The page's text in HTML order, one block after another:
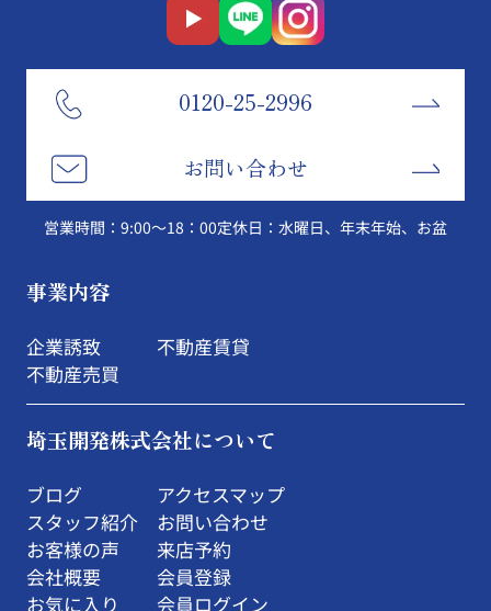
0120-25-2996
お問い合わせ
営業時間：9:00～18：00定休日：水曜日、年末年始、お盆
事業内容
企業誘致
不動産売買
不動産賃貸
埼玉開発株式会社について
ブログ
スタッフ紹介
お客様の声
会社概要
お気に入り
アクセスマップ
お問い合わせ
来店予約
会員登録
会員ログイン